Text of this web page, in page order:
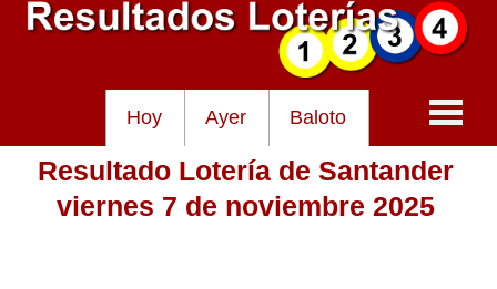
Hoy Ayer Baloto
Baloto
Resultado Lotería de Santander
viernes 7 de noviembre 2025